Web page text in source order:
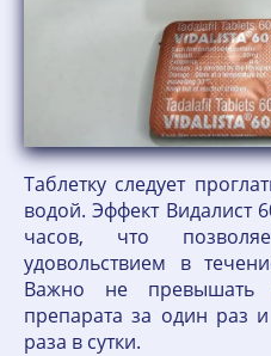
Таблетку следует
водой. Эффект Видалист
часов, что
удовольствием в
Важно не превышать
препарата за один раз
раза в сутки.